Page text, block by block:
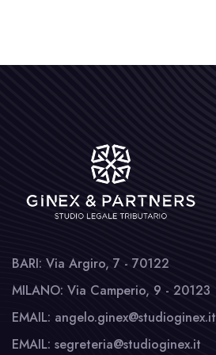
BARI: Via Argiro, 7 - 70122
MILANO: Via Camperio, 9 - 20123
EMAIL: angelo.ginex@studioginex.it
EMAIL: segreteria@studioginex.it